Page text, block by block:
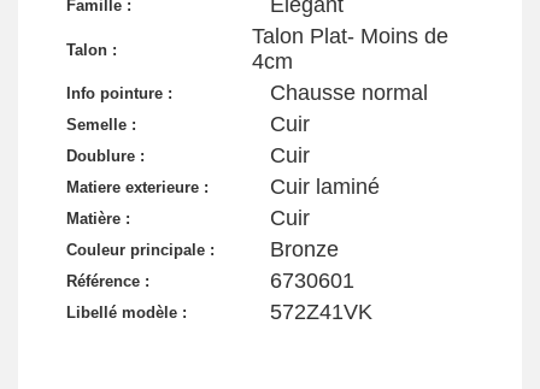
Famille : Elégant
Talon :
Talon Plat- Moins de
4cm
Info pointure : Chausse normal
Semelle : Cuir
Doublure : Cuir
Matiere exterieure : Cuir laminé
Matière : Cuir
Couleur principale : Bronze
Référence : 6730601
Libellé modèle : 572Z41VK